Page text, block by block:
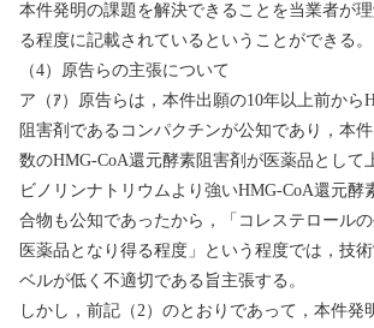
本件発明の課題を解決できることを当業者が
る程度に記載されているということができる。
（4）原告らの主張について
ア（ｱ）原告らは，本件出願の10年以上前から
阻害剤であるコンパクチンが公知であり，本
数のHMG-CoA還元酵素阻害剤が医薬品として
ビノリンナトリウムより強いHMG-CoA還元酵
合物も公知であったから，「コレステロール
医薬品となり得る程度」という程度では，技
ベルが低く不適切である旨主張する。
しかし，前記（ 2 ）のとおりであって，本件発